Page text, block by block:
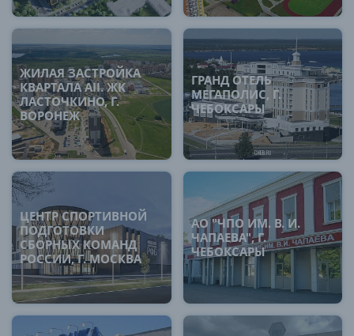
ЖИЛАЯ ЗАСТРОЙКА
КВАРТАЛА AII. ЖК
ЛАСТОЧКИНО, Г.
ВОРОНЕЖ
ГРАНД ОТЕЛЬ
МЕГАПОЛИС, Г.
ЧЕБОКСАРЫ
ЦЕНТР СПОРТИВНОЙ
ПОДГОТОВКИ
СБОРНЫХ КОМАНД
РОССИИ, Г. МОСКВА
АО "ЧПО ИМ. В. И.
ЧАПАЕВА", Г.
ЧЕБОКСАРЫ